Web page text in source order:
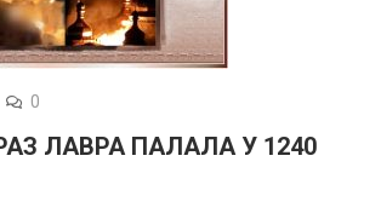
0
ЛАВРА ПАЛАЛА У 1240